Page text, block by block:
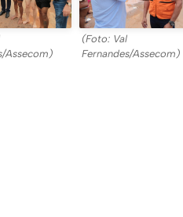
Assecom)
(Foto: Val
Fernandes/Assecom)